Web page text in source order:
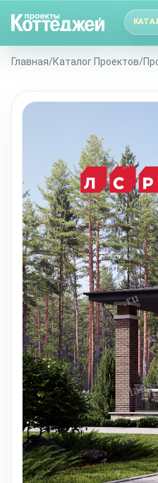
Главная/Каталог Проектов/